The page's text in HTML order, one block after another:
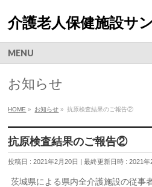
介護老人保健施設サ
MENU
お知らせ
HOME » お知らせ » 抗原検査結果のご報告②
抗原検査結果のご報告②
投稿日 : 2021年2月20日 最終更新日時 : 2021年
茨城県による県内全介護施設の従事